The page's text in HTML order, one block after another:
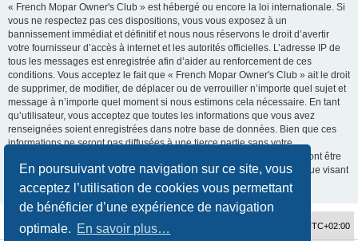
En poursuivant votre navigation sur ce site, vous
acceptez l’utilisation de cookies vous permettant
de bénéficier d’une expérience de navigation
optimale. En savoir plus…
« French Mopar Owner's Club » est hébergé ou encore la loi internationale. Si
vous ne respectez pas ces dispositions, vous vous exposez à un
bannissement immédiat et définitif et nous nous réservons le droit d’avertir
votre fournisseur d’accès à internet et les autorités officielles. L’adresse IP de
tous les messages est enregistrée afin d’aider au renforcement de ces
conditions. Vous acceptez le fait que « French Mopar Owner's Club » ait le droit
de supprimer, de modifier, de déplacer ou de verrouiller n’importe quel sujet et
message à n’importe quel moment si nous estimons cela nécessaire. En tant
qu’utilisateur, vous acceptez que toutes les informations que vous avez
renseignées soient enregistrées dans notre base de données. Bien que ces
informations ne seront pas diffusées à une tierce partie sans votre
consentement, ni « French Mopar Owner's Club », ni phpBB, ne pourront être
tenus comme responsables en cas de tentative de piratage informatique visant
à compromettre vos données.
Accueil du forum UTC+02:00